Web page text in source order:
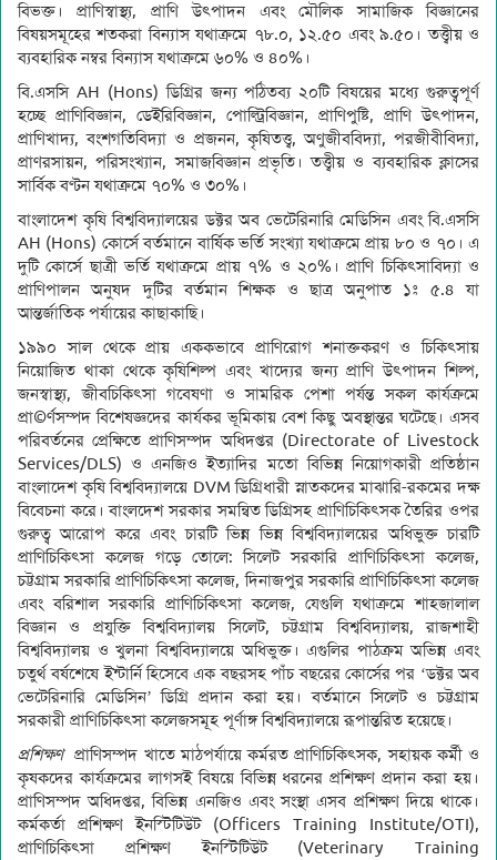
বিভক্ত। প্রাণিস্বাস্থ্য, প্রাণি উৎপাদন এবং মৌলিক সামাজিক বিজ্ঞানের
বিষয়সমূহের শতকরা বিন্যাস যথাক্রমে ৭৮.০, ১২.৫০ এবং ৯.৫০। তত্ত্বীয় ও
ব্যবহারিক নম্বর বিন্যাস যথাক্রমে ৬০% ও ৪০%।
বি.এসসি AH (Hons) ডিগ্রির জন্য পঠিতব্য ২০টি বিষয়ের মধ্যে গুরুত্বপূর্ণ
হচ্ছে প্রাণিবিজ্ঞান, ডেইরিবিজ্ঞান, পোল্ট্রিবিজ্ঞান, প্রাণিপুষ্টি, প্রাণি উৎপাদন,
প্রাণিখাদ্য, বংশগতিবিদ্যা ও প্রজনন, কৃষিতত্ত্ব, অণুজীববিদ্যা, পরজীবীবিদ্যা,
প্রাণরসায়ন, পরিসংখ্যান, সমাজবিজ্ঞান প্রভৃতি। তত্ত্বীয় ও ব্যবহারিক ক্লাসের
সার্বিক বণ্টন যথাক্রমে ৭০% ও ৩০%।
বাংলাদেশ কৃষি বিশ্ববিদ্যালয়ের ডক্টর অব ভেটেরিনারি মেডিসিন এবং বি.এসসি
AH (Hons) কোর্সে বর্তমানে বার্ষিক ভর্তি সংখ্যা যথাক্রমে প্রায় ৮০ ও ৭০। এ
দুটি কোর্সে ছাত্রী ভর্তি যথাক্রমে প্রায় ৭% ও ২০%। প্রাণি চিকিৎসাবিদ্যা ও
প্রাণিপালন অনুষদ দুটির বর্তমান শিক্ষক ও ছাত্র অনুপাত ১ঃ ৫.৪ যা
আন্তর্জাতিক পর্যায়ের কাছাকাছি।
১৯৯০ সাল থেকে প্রায় এককভাবে প্রাণিরোগ শনাক্তকরণ ও চিকিৎসায়
নিয়োজিত থাকা থেকে কৃষিশিল্প এবং খাদ্যের জন্য প্রাণি উৎপাদন শিল্প,
জনস্বাস্থ্য, জীবচিকিৎসা গবেষণা ও সামরিক পেশা পর্যন্ত সকল কার্যক্রমে
প্রা©র্ণসম্পদ বিশেষজ্ঞদের কার্যকর ভূমিকায় বেশ কিছু অবস্থান্তর ঘটেছে। এসব
পরিবর্তনের প্রেক্ষিতে প্রাণিসম্পদ অধিদপ্তর (Directorate of Livestock
Services/DLS) ও এনজিও ইত্যাদির মতো বিভিন্ন নিয়োগকারী প্রতিষ্ঠান
বাংলাদেশ কৃষি বিশ্ববিদ্যালয়ে DVM ডিগ্রিধারী স্নাতকদের মাঝারি-রকমের দক্ষ
বিবেচনা করে। বাংলদেশ সরকার সমন্বিত ডিগ্রিসহ প্রাণিচিকিৎসক তৈরির ওপর
গুরুত্ব আরোপ করে এবং চারটি ভিন্ন ভিন্ন বিশ্ববিদ্যালয়ের অধিভুক্ত চারটি
প্রাণিচিকিৎসা কলেজ গড়ে তোলে: সিলেট সরকারি প্রাণিচিকিৎসা কলেজ,
চট্টগ্রাম সরকারি প্রাণিচিকিৎসা কলেজ, দিনাজপুর সরকারি প্রাণিচিকিৎসা কলেজ
এবং বরিশাল সরকারি প্রাণিচিকিৎসা কলেজ, যেগুলি যথাক্রমে শাহজালাল
বিজ্ঞান ও প্রযুক্তি বিশ্ববিদ্যালয় সিলেট, চট্টগ্রাম বিশ্ববিদ্যালয়, রাজশাহী
বিশ্ববিদ্যালয় ও খুলনা বিশ্ববিদ্যালয়ে অধিভুক্ত। এগুলির পাঠক্রম অভিন্ন এবং
চতুর্থ বর্ষশেষে ইন্টার্নি হিসেবে এক বছরসহ পাঁচ বছরের কোর্সের পর ‘ডক্টর অব
ভেটেরিনারি মেডিসিন’ ডিগ্রি প্রদান করা হয়। বর্তমানে সিলেট ও চট্টগ্রাম
সরকারী প্রাণিচিকিৎসা কলেজসমূহ পূর্ণাঙ্গ বিশ্ববিদ্যালয়ে রূপান্তরিত হয়েছে।
প্রশিক্ষণপ্রাণিসম্পদ খাতে মাঠপর্যায়ে কর্মরত প্রাণিচিকিৎসক, সহায়ক কর্মী ও
কৃষকদের কার্যক্রমের লাগসই বিষয়ে বিভিন্ন ধরনের প্রশিক্ষণ প্রদান করা হয়।
প্রাণিসম্পদ অধিদপ্তর, বিভিন্ন এনজিও এবং সংস্থা এসব প্রশিক্ষণ দিয়ে থাকে।
কর্মকর্তা প্রশিক্ষণ ইনস্টিটিউট (Officers Training Institute/OTI),
প্রাণিচিকিৎসা প্রশিক্ষণ ইনস্টিটিউট (Veterinary Training